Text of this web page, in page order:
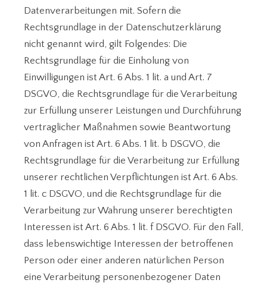
Datenverarbeitungen mit. Sofern die
Rechtsgrundlage in der Datenschutzerklärung
nicht genannt wird, gilt Folgendes: Die
Rechtsgrundlage für die Einholung von
Einwilligungen ist Art. 6 Abs. 1 lit. a und Art. 7
DSGVO, die Rechtsgrundlage für die Verarbeitung
zur Erfüllung unserer Leistungen und Durchführung
vertraglicher Maßnahmen sowie Beantwortung
von Anfragen ist Art. 6 Abs. 1 lit. b DSGVO, die
Rechtsgrundlage für die Verarbeitung zur Erfüllung
unserer rechtlichen Verpflichtungen ist Art. 6 Abs.
1 lit. c DSGVO, und die Rechtsgrundlage für die
Verarbeitung zur Wahrung unserer berechtigten
Interessen ist Art. 6 Abs. 1 lit. f DSGVO. Für den Fall,
dass lebenswichtige Interessen der betroffenen
Person oder einer anderen natürlichen Person
eine Verarbeitung personenbezogener Daten